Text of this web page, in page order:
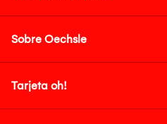
Sobre Oechsle
Tarjeta oh!